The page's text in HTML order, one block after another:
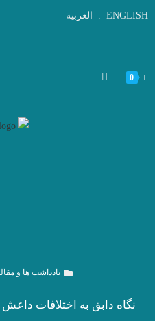
ENGLISH
. العربية
0
یادداشت ها و
نگاه دابق به اختلافات